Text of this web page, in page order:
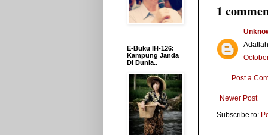
1
Adatlah
Post a
Newer Post
Subscribe to:
E-Buku IH-126:
Kampung Janda
Di Dunia..